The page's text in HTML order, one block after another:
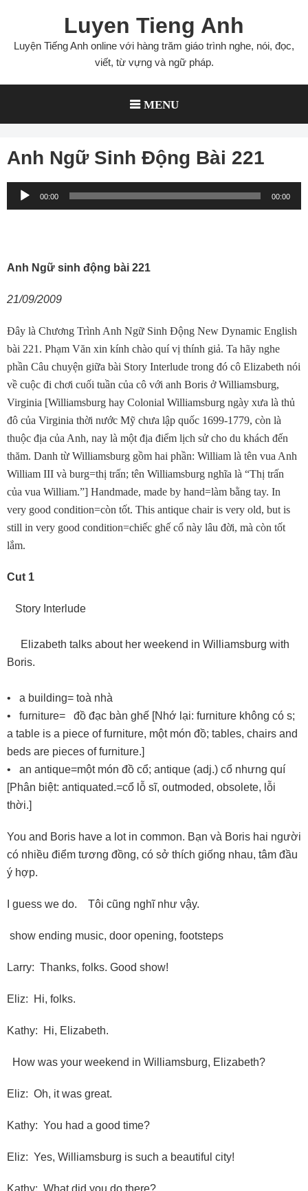
content
Luyen Tieng Anh
Luyện Tiếng Anh online với hàng trăm giáo trình nghe, nói, đọc,
viết, từ vựng và ngữ pháp.
MENU
Anh Ngữ Sinh Động Bài 221
Audio
Player
00:00 00:00
Anh Ngữ sinh động bài 221
21/09/2009
Ðây là Chương Trình Anh Ngữ Sinh Ðộng New Dynamic English
bài 221. Phạm Văn xin kính chào quí vị thính giả. Ta hãy nghe
phần Câu chuyện giữa bài Story Interlude trong đó cô Elizabeth nói
về cuộc đi chơi cuối tuần của cô với anh Boris ở Williamsburg,
Virginia [Williamsburg hay Colonial Williamsburg ngày xưa là thủ
đô của Virginia thời nước Mỹ chưa lập quốc 1699-1779, còn là
thuộc địa của Anh, nay là một địa điểm lịch sử cho du khách đến
thăm. Danh từ Williamsburg gồm hai phần: William là tên vua Anh
William III và burg=thị trấn; tên Williamsburg nghĩa là “Thị trấn
của vua William.”] Handmade, made by hand=làm bằng tay. In
very good condition=còn tốt. This antique chair is very old, but is
still in very good condition=chiếc ghế cổ này lâu đời, mà còn tốt
lắm.
Cut 1
Story Interlude
Elizabeth talks about her weekend in Williamsburg with
Boris.
• a building= toà nhà
• furniture= đồ đạc bàn ghế [Nhớ lại: furniture không có s;
a table is a piece of furniture, một món đồ; tables, chairs and
beds are pieces of furniture.]
• an antique=một món đồ cổ; antique (adj.) cổ nhưng quí
[Phân biệt: antiquated.=cổ lỗ sĩ, outmoded, obsolete, lỗi
thời.]
You and Boris have a lot in common. Bạn và Boris hai người
có nhiều điểm tương đồng, có sở thích giống nhau, tâm đầu
ý hợp.
I guess we do. Tôi cũng nghĩ như vậy.
show ending music, door opening, footsteps
Larry: Thanks, folks. Good show!
Eliz: Hi, folks.
Kathy: Hi, Elizabeth.
How was your weekend in Williamsburg, Elizabeth?
Eliz: Oh, it was great.
Kathy: You had a good time?
Eliz: Yes, Williamsburg is such a beautiful city!
Kathy: What did you do there?